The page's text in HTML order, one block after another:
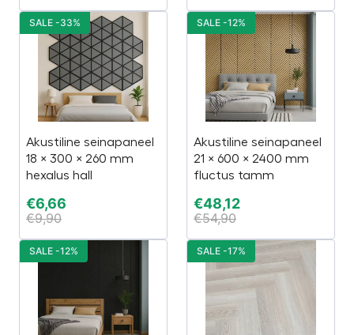
Akustiline seinapaneel
18 × 300 × 260 mm
hexalus hall
€6,66
€9,90
SALE -33%
Akustiline seinapaneel
21 × 600 × 2400 mm
fluctus tamm
€48,12
€54,90
SALE -12%
SALE -12% SALE -17%